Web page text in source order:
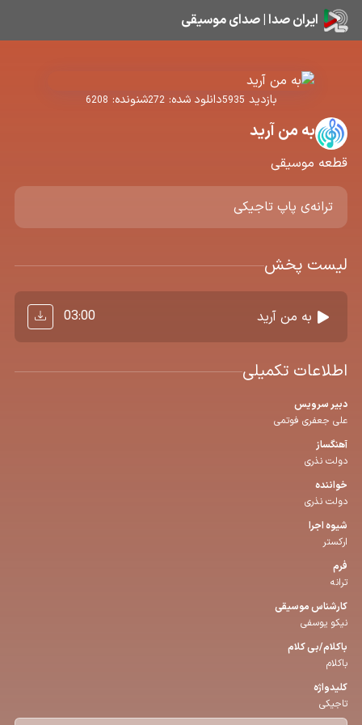
ایران صدا | صدای موسیقی
بازدید 5935دانلود شده: 272شنونده: 6208
به من آرید
قطعه موسیقی
ترانه‌ی پاپ تاجیکی
لیست پخش
به من آرید 03:00
اطلاعات تکمیلی
دبیر سرویس
علی جعفری فوتمی
آهنگساز
دولت نذری
خواننده
دولت نذری
شیوه اجرا
ارکستر
فرم
ترانه
كارشناس موسیقی
نیکو یوسفی
باكلام/بی كلام
باکلام
كلیدواژه
تاجیکی